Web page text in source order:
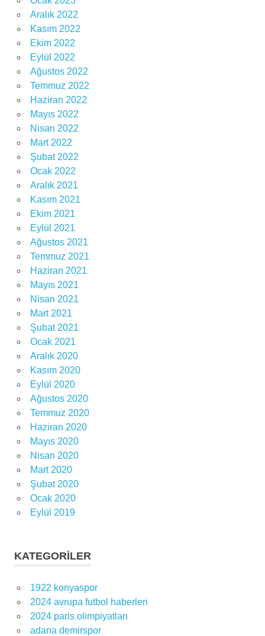
Aralık 2022
Kasım 2022
Ekim 2022
Eylül 2022
Ağustos 2022
Temmuz 2022
Haziran 2022
Mayıs 2022
Nisan 2022
Mart 2022
Şubat 2022
Ocak 2022
Aralık 2021
Kasım 2021
Ekim 2021
Eylül 2021
Ağustos 2021
Temmuz 2021
Haziran 2021
Mayıs 2021
Nisan 2021
Mart 2021
Şubat 2021
Ocak 2021
Aralık 2020
Kasım 2020
Eylül 2020
Ağustos 2020
Temmuz 2020
Haziran 2020
Mayıs 2020
Nisan 2020
Mart 2020
Şubat 2020
Ocak 2020
Eylül 2019
KATEGORILER
1922 konyaspor
2024 avrupa futbol haberleri
2024 paris olimpiyatları
adana demirspor